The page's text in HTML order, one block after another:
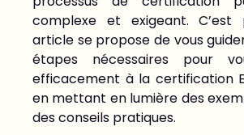
complexe et exigeant. C’est
article se propose de vous
étapes nécessaires pour
efficacement à la certification
en mettant en lumière des
des conseils pratiques.